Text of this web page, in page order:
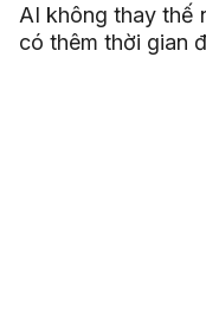
AI không thay thế
có thêm thời gian